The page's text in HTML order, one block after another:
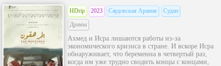
HDrip 2023 Саудовская Аравия
Судан
Драмы
Ахмед и Исра лишаются работы из-за
экономического кризиса в стране. И вскоре Исра
обнаруживает, что беременна в четвертый раз,
когда им уже трудно сводить концы с концами,